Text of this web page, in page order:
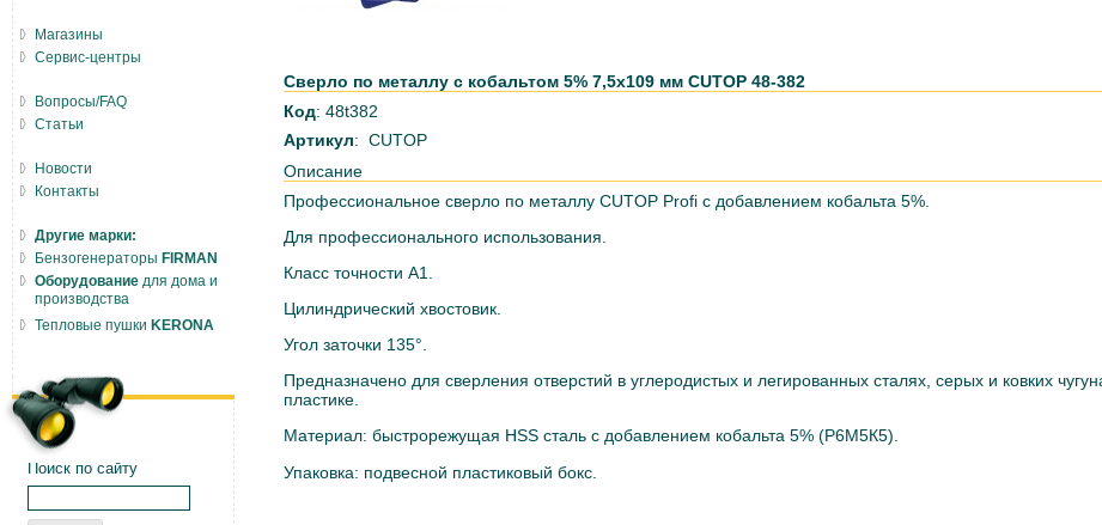
Сверло по металлу с кобальтом 5% 7,5х109 мм CUTOP 48-382
Код: 48t382
Артикул: CUTOP
Описание
Профессиональное сверло по металлу CUTOP Profi с добавлением кобальта 5%.
Для профессионального использования.
Класс точности А1.
Цилиндрический хвостовик.
Угол заточки 135°.
Предназначено для сверления отверстий в углеродистых и легированных сталях, серых и ковких
пластике.
Материал: быстрорежущая HSS сталь c добавлением кобальта 5% (Р6М5К5).
Упаковка: подвесной пластиковый бокс.
Магазины
Сервис-центры
Вопросы/FAQ
Статьи
Новости
Контакты
Другие марки:
Бензогенераторы FIRMAN
Оборудование для дома и
производства
Тепловые пушки KERONA
Поиск по сайту